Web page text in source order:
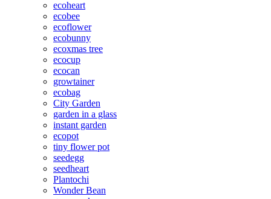
ecoheart
ecobee
ecoflower
ecobunny
ecoxmas tree
ecocup
ecocan
growtainer
ecobag
City Garden
garden in a glass
instant garden
ecopot
tiny flower pot
seedegg
seedheart
Plantochi
Wonder Bean